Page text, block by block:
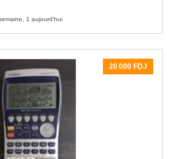
1 aujourd'hui
20 000 FDJ